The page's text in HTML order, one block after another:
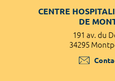
CENTRE
DE
191 av. du
34295